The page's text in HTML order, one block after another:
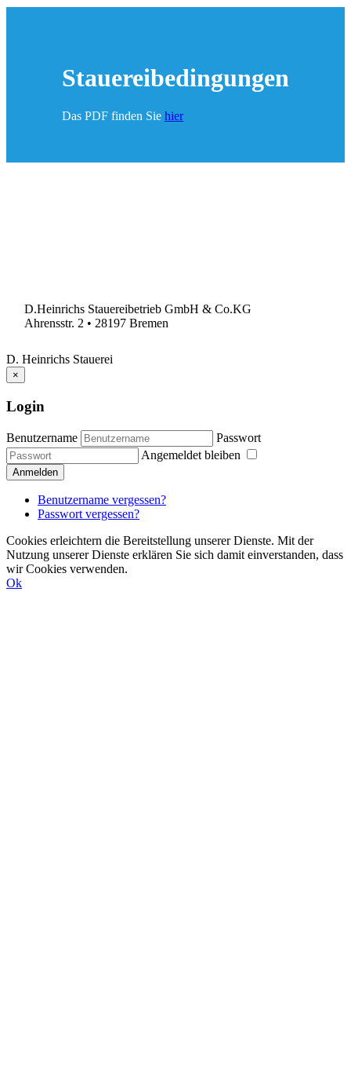
Stauereibedingungen
Das PDF finden Sie hier
D.Heinrichs Stauereibetrieb GmbH & Co.KG
Ahrensstr. 2 • 28197 Bremen
D. Heinrichs Stauerei
×
Login
Benutzername
Passwort
Angemeldet bleiben
Anmelden
Benutzername vergessen?
Passwort vergessen?
Cookies erleichtern die Bereitstellung unserer Dienste. Mit der
Nutzung unserer Dienste erklären Sie sich damit einverstanden, dass
wir Cookies verwenden.
Ok